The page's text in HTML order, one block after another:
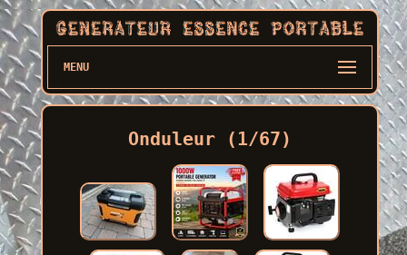
MENU
Onduleur (1/67)